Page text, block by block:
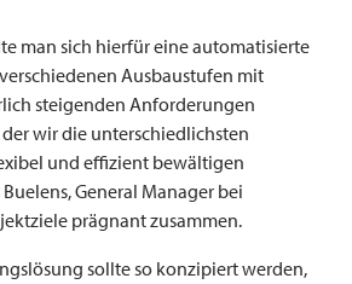
man sich hierfür eine automatisierte
Ausbaustufen mit
steigenden Anforderungen
wir die unterschiedlichsten
und effizient bewältigen
Buelens, General Manager bei
prägnant zusammen.
sollte so konzipiert werden,